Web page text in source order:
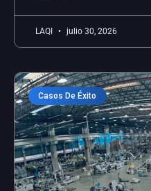
LAQI julio 30, 2026
Casos De Éxito